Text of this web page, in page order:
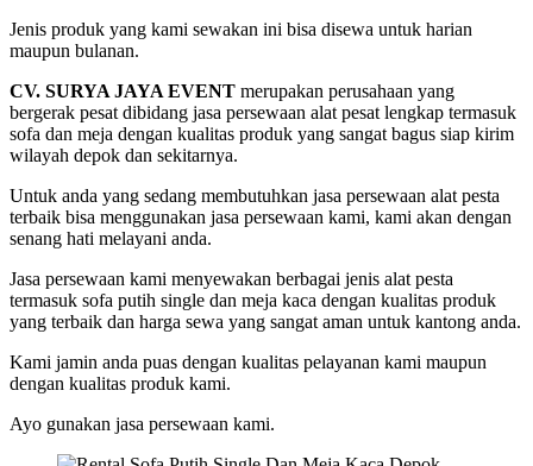
Jenis produk yang kami sewakan ini bisa disewa untuk harian
maupun bulanan.
CV. SURYA JAYA EVENT merupakan perusahaan yang
bergerak pesat dibidang jasa persewaan alat pesat lengkap termasuk
sofa dan meja dengan kualitas produk yang sangat bagus siap kirim
wilayah depok dan sekitarnya.
Untuk anda yang sedang membutuhkan jasa persewaan alat pesta
terbaik bisa menggunakan jasa persewaan kami, kami akan dengan
senang hati melayani anda.
Jasa persewaan kami menyewakan berbagai jenis alat pesta
termasuk sofa putih single dan meja kaca dengan kualitas produk
yang terbaik dan harga sewa yang sangat aman untuk kantong anda.
Kami jamin anda puas dengan kualitas pelayanan kami maupun
dengan kualitas produk kami.
Ayo gunakan jasa persewaan kami.